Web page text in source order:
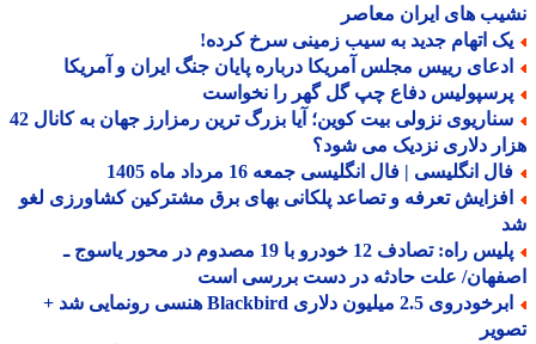
های ایران معاصر
اتهام جدید به سیب زمینی سرخ کرده!
رییس مجلس آمریکا درباره پایان جنگ ایران و آمریکا
دفاع چپ گل گهر را نخواست
سناریوی نزولی بیت کوین؛ آیا بزرگ ترین رمزارز جهان به کانال 42
دلاری نزدیک می شود؟
انگلیسی | فال انگلیسی جمعه 16 مرداد ماه 1405
تعرفه و تصاعد پلکانی بهای برق مشترکین کشاورزی لغو
پلیس راه: تصادف 12 خودرو با 19 مصدوم در محور یاسوج ـ
علت حادثه در دست بررسی است
ابرخودروی 2.5 میلیون دلاری Blackbird هنسی رونمایی شد +